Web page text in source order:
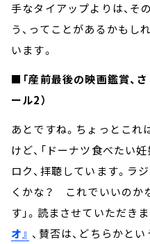
手なタイアップよりは、そ
う、ってことがあるかもし
います。
■「産前最後の映画鑑賞、
ール2）
あとですね。ちょっとこ
けど、「ドーナツ食べたい
ロク、拝聴しています。ラ
くかな？ これでいいのか
す」。読まさせていただきま
オ』 、賛否は、どちらかとい